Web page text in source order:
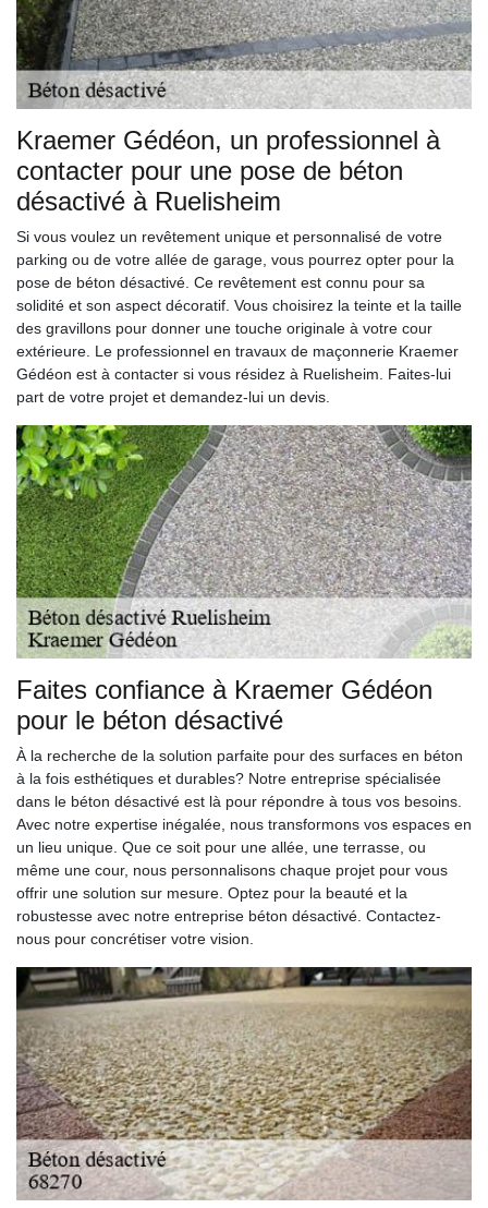
Kraemer Gédéon, un professionnel à
contacter pour une pose de béton
désactivé à Ruelisheim
Si vous voulez un revêtement unique et personnalisé de votre
parking ou de votre allée de garage, vous pourrez opter pour la
pose de béton désactivé. Ce revêtement est connu pour sa
solidité et son aspect décoratif. Vous choisirez la teinte et la taille
des gravillons pour donner une touche originale à votre cour
extérieure. Le professionnel en travaux de maçonnerie Kraemer
Gédéon est à contacter si vous résidez à Ruelisheim. Faites-lui
part de votre projet et demandez-lui un devis.
Faites confiance à Kraemer Gédéon
pour le béton désactivé
À la recherche de la solution parfaite pour des surfaces en béton
à la fois esthétiques et durables? Notre entreprise spécialisée
dans le béton désactivé est là pour répondre à tous vos besoins.
Avec notre expertise inégalée, nous transformons vos espaces en
un lieu unique. Que ce soit pour une allée, une terrasse, ou
même une cour, nous personnalisons chaque projet pour vous
offrir une solution sur mesure. Optez pour la beauté et la
robustesse avec notre entreprise béton désactivé. Contactez-
nous pour concrétiser votre vision.